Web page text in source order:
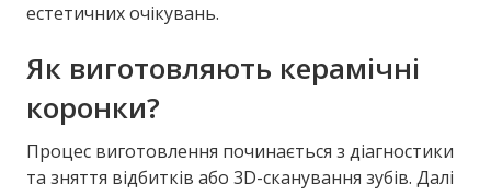
естетичних очікувань.
Як виготовляють керамічні
коронки?
Процес виготовлення починається з діагностики
та зняття відбитків або 3D-сканування зубів. Далі